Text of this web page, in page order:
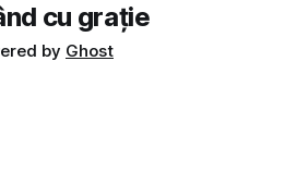
cu grație
by Ghost